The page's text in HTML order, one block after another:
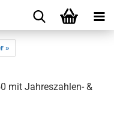
»
mit Jahreszahlen- &